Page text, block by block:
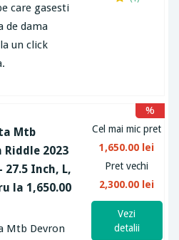
care gasesti
de dama
un click
Mtb
Riddle 2023
27.5 Inch, L,
la 1,650.00
Mtb Devron
Cel mai mic pret
1,650.00 lei
Pret vechi
2,300.00 lei
%
Vezi
detalii